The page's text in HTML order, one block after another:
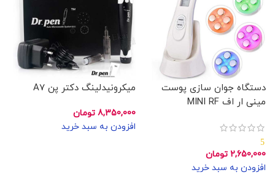
دستگاه جوان سازی پوست
مینی ار اف MINI RF
5
2,650,000 تومان
افزودن به سبد خرید
میکرونیدلینگ دکتر پن A7
8,350,000 تومان
افزودن به سبد خرید